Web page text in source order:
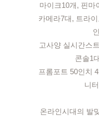
마이크10개, 핀마
카메라7대, 트라
고사양 실시간스
콘솔1
프롬포트 50인치
니
온라인시대의 발